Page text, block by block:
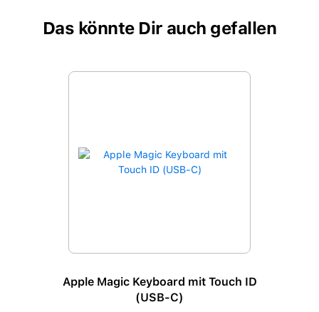
Das könnte Dir auch gefallen
Produktgalerie überspringen
Apple Magic Keyboard mit Touch ID
(USB-C)